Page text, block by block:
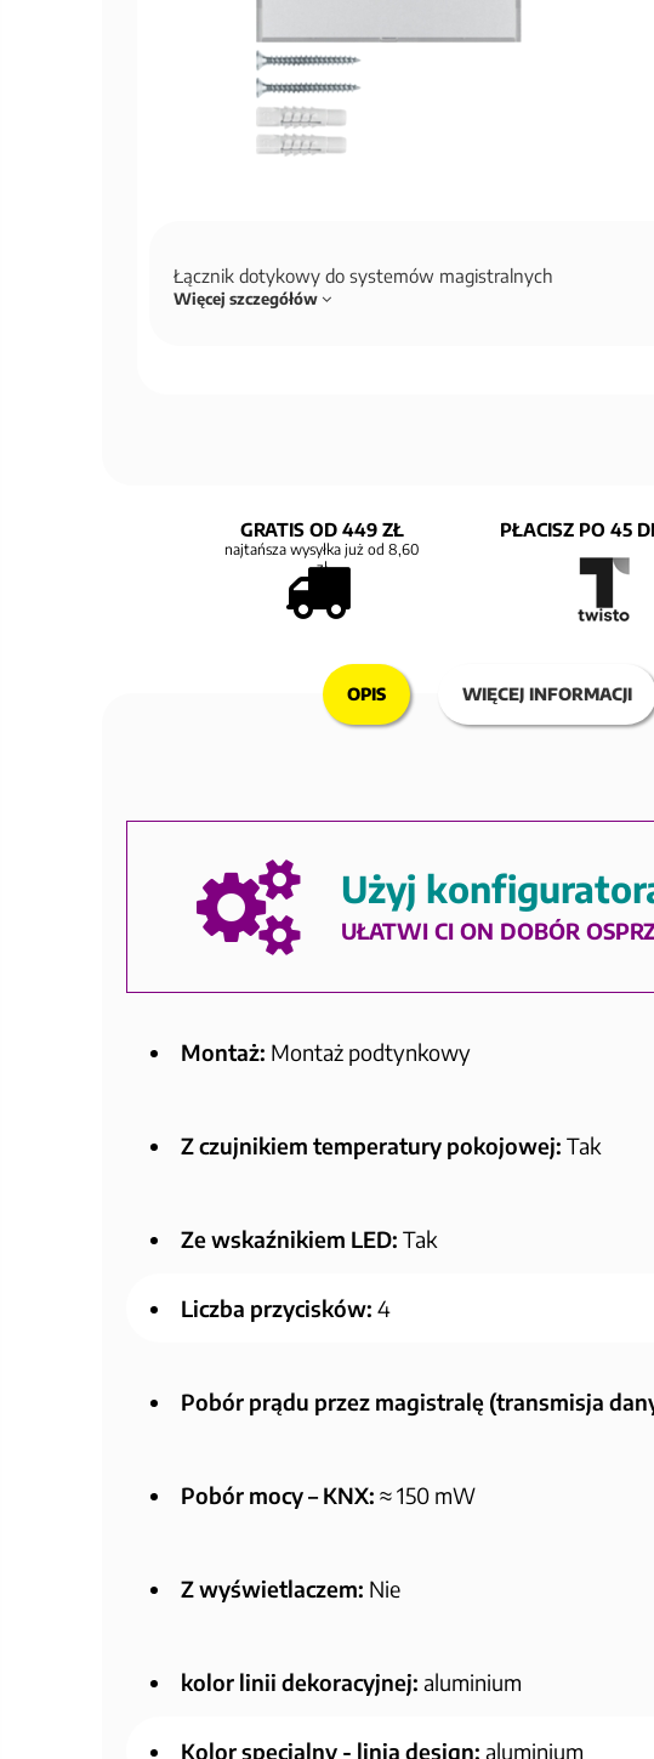
Łącznik dotykowy do systemów magistralnych
Więcej szczegółów
GRATIS OD 449 ZŁ
najtańsza wysyłka już od 8,60
zł
PŁACISZ PO 45
OPIS WIĘCEJ INFORMACJI
Użyj
UŁATWI CI ON DOBÓR
Montaż: Montaż podtynkowy
Z czujnikiem temperatury pokojowej: Tak
Ze wskaźnikiem LED: Tak
Liczba przycisków: 4
Pobór prądu przez magistralę (transmisja
Pobór mocy – KNX: ≈ 150 mW
Z wyświetlaczem: Nie
kolor linii dekoracyjnej: aluminium
Kolor specjalny - linia design: aluminium